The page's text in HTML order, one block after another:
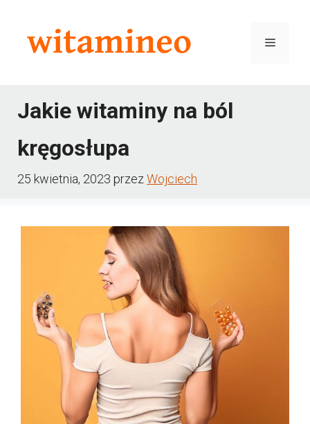
Menu
Jakie witaminy na ból
kręgosłupa
25 kwietnia, 2023 przezWojciech